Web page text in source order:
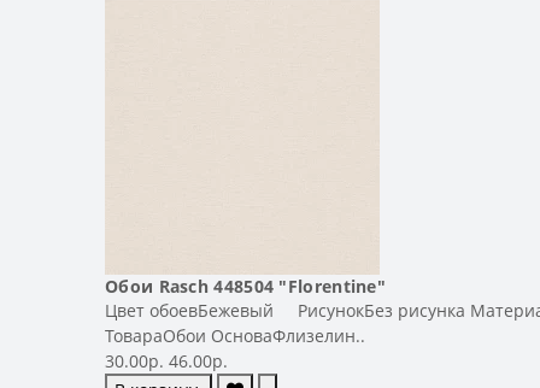
Обои Rasch 448504 "Florentine"
Цвет обоевБежевый РисунокБез рисунка
ТовараОбои ОсноваФлизелин..
30.00р. 46.00р.